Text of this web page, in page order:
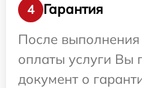
4
Гарантия
После выполнения
оплаты услуги Вы
документ о